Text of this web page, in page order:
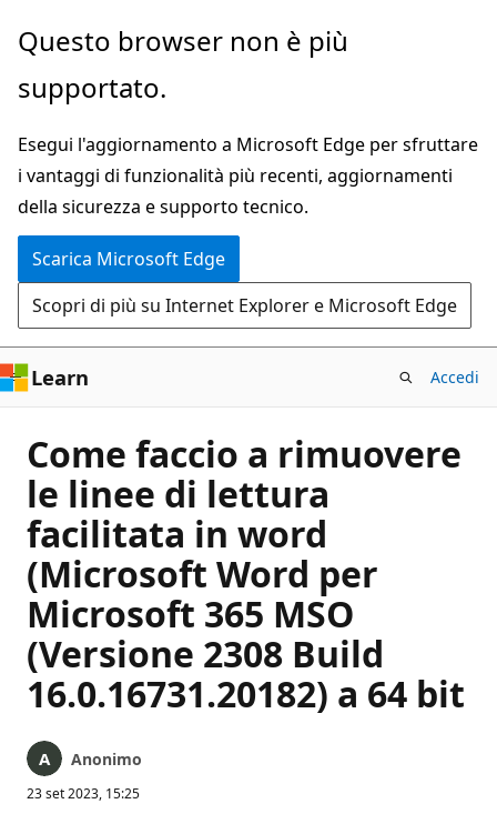
Ignora
passa
contenuto
principale
Questo browser non è più
supportato.
Esegui l'aggiornamento a Microsoft Edge per sfruttare
i vantaggi di funzionalità più recenti, aggiornamenti
della sicurezza e supporto tecnico.
Scarica Microsoft Edge
Scopri di più su Internet Explorer e Microsoft Edge
Learn Accedi
Come faccio a rimuovere
le linee di lettura
facilitata in word
(Microsoft Word per
Microsoft 365 MSO
(Versione 2308 Build
16.0.16731.20182) a 64 bit
Anonimo
23 set 2023, 15:25